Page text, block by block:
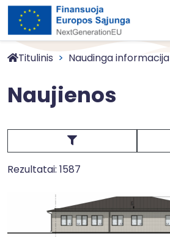
Titulinis Naudinga informacija
Naujienos
Rezultatai: 1587